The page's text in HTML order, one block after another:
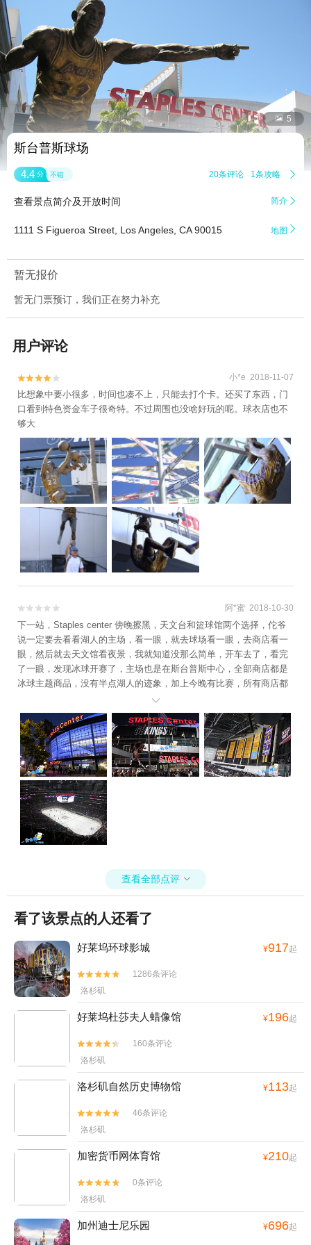
 5
斯台普斯球场
4.4 分 不错 20条评论 1条攻略 
查看景点简介及开放时间 简介 
1111 S Figueroa Street, Los Angeles, CA 90015 地图 
暂无报价
暂无门票预订，我们正在努力补充
用户评论

 小*e 2018-11-07
比想象中要小很多，时间也凑不上，只能去打个卡。还买了东西，门
口看到特色资金车子很奇特。不过周围也没啥好玩的呢。球衣店也不
够大

 阿*蜜 2018-10-30
下一站，Staples center 傍晚擦黑，天文台和篮球馆两个选择，佗爷
说一定要去看看湖人的主场，看一眼，就去球场看一眼，去商店看一
眼，然后就去天文馆看夜景，我就知道没那么简单，开车去了，看完
了一眼，发现冰球开赛了，主场也是在斯台普斯中心，全部商店都是
冰球主题商品，没有半点湖人的迹象，加上今晚有比赛，所有商店都
无法从外部进去，都要买票才能进商店，我们场外逗留许久，看佗爷
那恋恋不舍的样子。我提议，去售票处看看有没有便宜的票价，古话
说得好，来都来了，看看吧。佗爷当即转身去了售票处，邪魅一笑“就
等你这句话呢，我媳妇真贴心”。我微笑中透着老母亲的慈祥，内心的
一万匹羊驼不知从脸上能不能看出来。 斯台普斯中心 斯台普斯中心
斯台普斯中心 佗爷小跑着回来，说最便宜的票价是两人不挨着的座
位，一人24刀，便宜啊，座位在同一区域，顶多是前后排，又不远，
买票安检进场，三层观赛区，很高，但也能看清，上去才知道，高区
没坐满，不对号入座，我们还是挨着的。 对于冰球，我只看过一个sti
ffler演的电影，知道比赛中途会打架，是战术的打架，打的头破血流
主犯关小玻璃屋里反省，我就一直缠着佗爷问什么时候打架。佗爷也
说着说着嘿。就打起来了。我们主队输着球，客队进攻势头猛烈，估
计也是为了战术考虑，打乱对方进攻势头，便派大壮队员去打人，两
打了一会裁判拉开把先动手的主队大壮关小玻璃房里了，我也算圆了
还跟佗爷说，这是咱们第一次看冰球，第一个关注的主队， 洛杉矶 国
王队，以后咱们可能就是这个队的粉丝了。 嗯嗯嗯。 回到小房车休
息。明日退房回 圣迭戈 。

查看全部点评 
看了该景点的人还看了
好莱坞环球影城 ¥917起


1286条评论
洛杉矶
好莱坞杜莎夫人蜡像馆 ¥196起


160条评论
洛杉矶
洛杉矶自然历史博物馆 ¥113起


46条评论
洛杉矶
加密货币网体育馆 ¥210起


0条评论
洛杉矶
加州迪士尼乐园 ¥696起
